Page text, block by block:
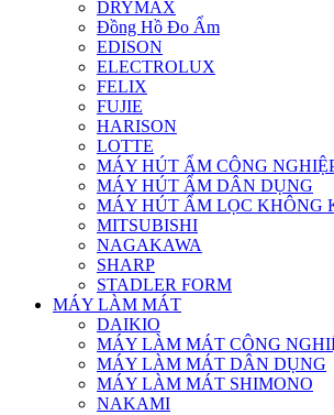
DRYMAX
Đồng Hồ Đo Ẩm
EDISON
ELECTROLUX
FELIX
FUJIE
HARISON
LOTTE
MÁY HÚT ẨM CÔNG
MÁY HÚT ẨM DÂN DỤNG
MÁY HÚT ẨM LỌC KHÔNG
MITSUBISHI
NAGAKAWA
SHARP
STADLER FORM
MÁY LÀM MÁT
DAIKIO
MÁY LÀM MÁT CÔNG
MÁY LÀM MÁT DÂN DỤNG
MÁY LÀM MÁT SHIMONO
NAKAMI